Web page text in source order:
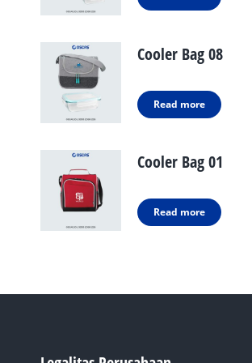
Cooler Bag 08
Read more
Cooler Bag 01
Read more